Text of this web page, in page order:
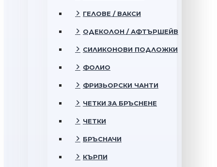
ГЕЛОВЕ / ВАКСИ
ОДЕКОЛОН / АФТЪРШЕЙВ
СИЛИКОНОВИ ПОДЛОЖКИ
ФОЛИО
ФРИЗЬОРСКИ ЧАНТИ
ЧЕТКИ ЗА БРЪСНЕНЕ
ЧЕТКИ
БРЪСНАЧИ
КЪРПИ